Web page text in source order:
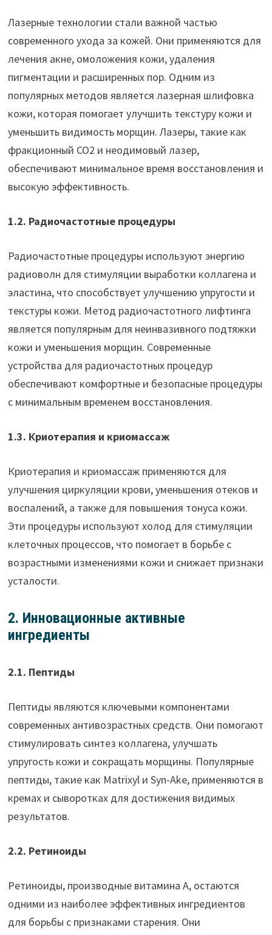
Лазерные технологии стали важной частью
современного ухода за кожей. Они применяются для
лечения акне, омоложения кожи, удаления
пигментации и расширенных пор. Одним из
популярных методов является лазерная шлифовка
кожи, которая помогает улучшить текстуру кожи и
уменьшить видимость морщин. Лазеры, такие как
фракционный CO2 и неодимовый лазер,
обеспечивают минимальное время восстановления и
высокую эффективность.
1.2. Радиочастотные процедуры
Радиочастотные процедуры используют энергию
радиоволн для стимуляции выработки коллагена и
эластина, что способствует улучшению упругости и
текстуры кожи. Метод радиочастотного лифтинга
является популярным для неинвазивного подтяжки
кожи и уменьшения морщин. Современные
устройства для радиочастотных процедур
обеспечивают комфортные и безопасные процедуры
с минимальным временем восстановления.
1.3. Криотерапия и криомассаж
Криотерапия и криомассаж применяются для
улучшения циркуляции крови, уменьшения отеков и
воспалений, а также для повышения тонуса кожи.
Эти процедуры используют холод для стимуляции
клеточных процессов, что помогает в борьбе с
возрастными изменениями кожи и снижает признаки
усталости.
2. Инновационные активные
ингредиенты
2.1. Пептиды
Пептиды являются ключевыми компонентами
современных антивозрастных средств. Они помогают
стимулировать синтез коллагена, улучшать
упругость кожи и сокращать морщины. Популярные
пептиды, такие как Matrixyl и Syn-Ake, применяются в
кремах и сыворотках для достижения видимых
результатов.
2.2. Ретиноиды
Ретиноиды, производные витамина A, остаются
одними из наиболее эффективных ингредиентов
для борьбы с признаками старения. Они